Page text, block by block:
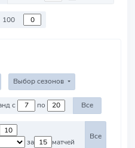
100
Выбор сезонов
Против команд с по Все
за
матчей
Все